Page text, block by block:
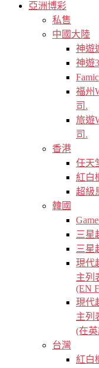
亞洲博彩
私售
中國大陸
神遊
神遊
福州
司.
旅遊
司.
香港
任天
紅白
超級
韓國
三星
三星
現代
主列
(EN
現代
主列
(在
台灣
紅白